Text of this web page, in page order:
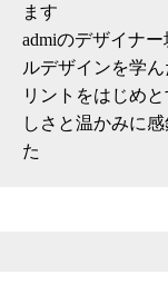
ます
admiのデザイナ
ルデザインを学
リントをはじめ
しさと温かみに
た